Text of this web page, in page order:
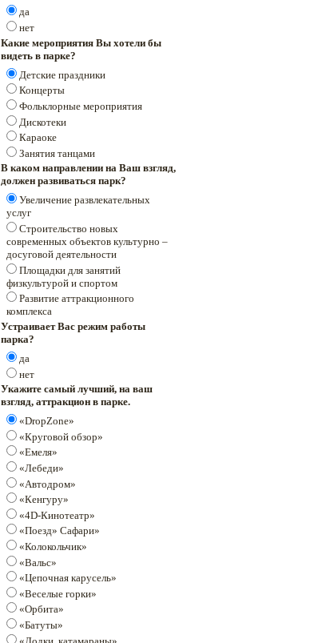
да
нет
Какие мероприятия Вы хотели бы
видеть в парке?
Детские праздники
Концерты
Фольклорные мероприятия
Дискотеки
Караоке
Занятия танцами
В каком направлении на Ваш взгляд,
должен развиваться парк?
Увеличение развлекательных
услуг
Строительство новых
современных объектов культурно –
досуговой деятельности
Площадки для занятий
физкультурой и спортом
Развитие аттракционного
комплекса
Устраивает Вас режим работы
парка?
да
нет
Укажите самый лучший, на ваш
взгляд, аттракцион в парке.
«DropZone»
«Круговой обзор»
«Емеля»
«Лебеди»
«Автодром»
«Кенгуру»
«4D-Кинотеатр»
«Поезд» Сафари»
«Колокольчик»
«Вальс»
«Цепочная карусель»
«Веселые горки»
«Орбита»
«Батуты»